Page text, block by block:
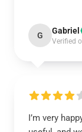
G Gabriel
Verified
I’m very